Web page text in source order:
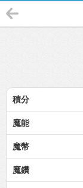
積分
魔能
魔幣
魔鑽